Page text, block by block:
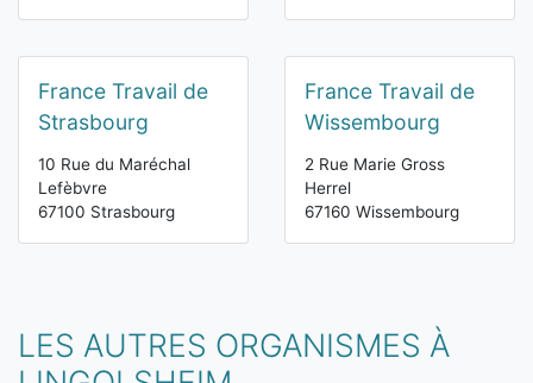
France Travail de
Strasbourg
10 Rue du Maréchal
Lefèbvre
67100 Strasbourg
France Travail de
Wissembourg
2 Rue Marie Gross
Herrel
67160 Wissembourg
LES AUTRES ORGANISMES À